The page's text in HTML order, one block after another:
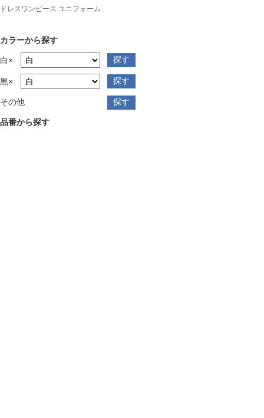
ドレスワンピース ユニフォーム
カラーから探す
白×
黒×
その他
品番から探す